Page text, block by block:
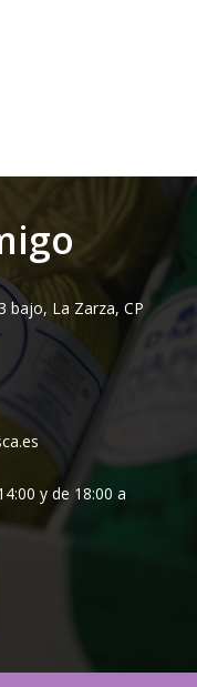
bajo, La Zarza, CP
y de 18:00 a